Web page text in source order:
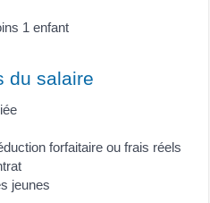
1 enfant
du salaire
forfaitaire ou frais réels
jeunes